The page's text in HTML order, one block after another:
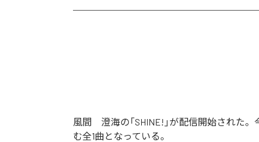
風間 澄海の「SHINE!」が配信開始された。
む全1曲となっている。